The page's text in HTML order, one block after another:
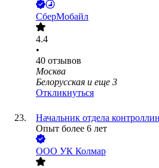
СберМобайл
4.4
•
40 отзывов
Москва
Белорусская и еще 3
Откликнуться
Начальник отдела
Опыт более 6 лет
ООО УК Колмар